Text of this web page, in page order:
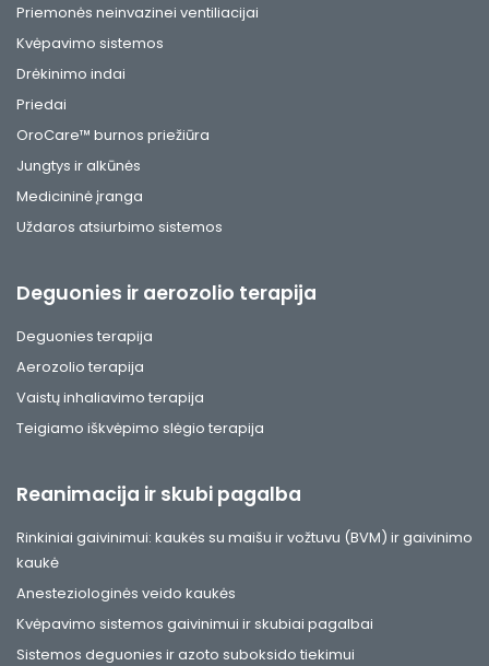
Priemonės neinvazinei ventiliacijai
Kvėpavimo sistemos
Drėkinimo indai
Priedai
OroCare™ burnos priežiūra
Jungtys ir alkūnės
Medicininė įranga
Uždaros atsiurbimo sistemos
Deguonies ir aerozolio terapija
Deguonies terapija
Aerozolio terapija
Vaistų inhaliavimo terapija
Teigiamo iškvėpimo slėgio terapija
Reanimacija ir skubi pagalba
Rinkiniai gaivinimui: kaukės su maišu ir vožtuvu (BVM) ir gaivinimo
kaukė
Anesteziologinės veido kaukės
Kvėpavimo sistemos gaivinimui ir skubiai pagalbai
Sistemos deguonies ir azoto suboksido tiekimui